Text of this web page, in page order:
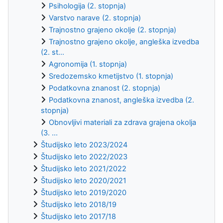
Psihologija (2. stopnja)
Varstvo narave (2. stopnja)
Trajnostno grajeno okolje (2. stopnja)
Trajnostno grajeno okolje, angleška izvedba
(2. st...
Agronomija (1. stopnja)
Sredozemsko kmetijstvo (1. stopnja)
Podatkovna znanost (2. stopnja)
Podatkovna znanost, angleška izvedba (2.
stopnja)
Obnovljivi materiali za zdrava grajena okolja
(3. ...
Študijsko leto 2023/2024
Študijsko leto 2022/2023
Študijsko leto 2021/2022
Študijsko leto 2020/2021
Študijsko leto 2019/2020
Študijsko leto 2018/19
Študijsko leto 2017/18